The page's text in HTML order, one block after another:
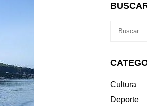
Cultura
Deporte